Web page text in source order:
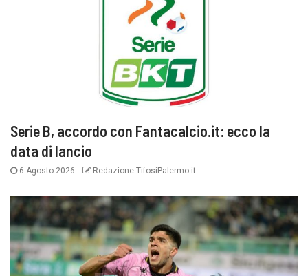
Serie B, accordo con Fantacalcio.it: ecco la
data di lancio
6 Agosto 2026 Redazione TifosiPalermo.it